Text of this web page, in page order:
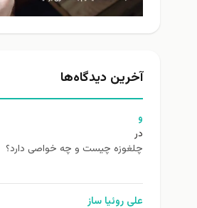
آخرین دیدگاه‌ها
و
در
چلغوزه چیست و چه خواصی دارد؟
علی روئیا ساز